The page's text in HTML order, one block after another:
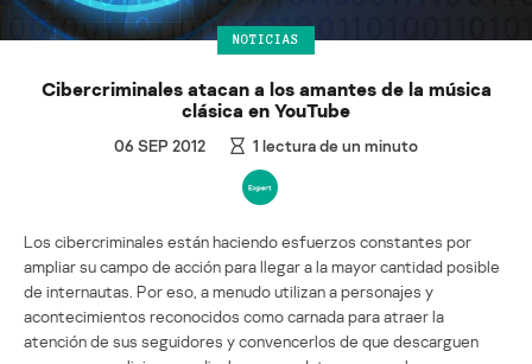
NOTICIAS
Cibercriminales atacan a los amantes de la música
clásica en YouTube
06 SEP 2012 1 lectura de un minuto
Los cibercriminales están haciendo esfuerzos constantes por
ampliar su campo de acción para llegar a la mayor cantidad posible
de internautas. Por eso, a menudo utilizan a personajes y
acontecimientos reconocidos como carnada para atraer la
atención de sus seguidores y convencerlos de que descarguen